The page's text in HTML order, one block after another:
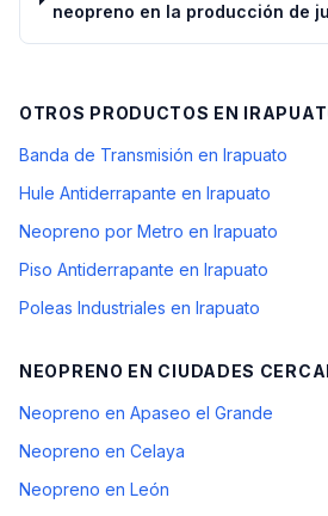
neopreno en la producción de
OTROS PRODUCTOS EN
Banda de Transmisión en Irapuato
Hule Antiderrapante en Irapuato
Neopreno por Metro en Irapuato
Piso Antiderrapante en Irapuato
Poleas Industriales en Irapuato
NEOPRENO EN CIUDADES
Neopreno en Apaseo el Grande
Neopreno en Celaya
Neopreno en León